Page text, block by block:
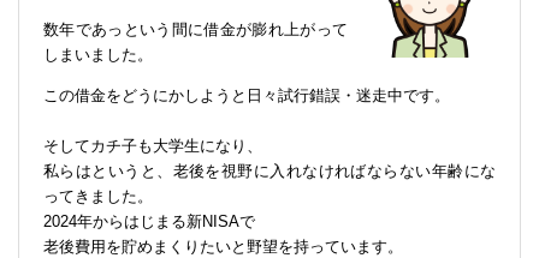
数年であっという間に借金が膨れ上がって
しまいました。
この借金をどうにかしようと日々試行錯誤・迷走中です。
そしてカチ子も大学生になり、
私らはというと、老後を視野に入れなければならない年齢にな
ってきました。
2024年からはじまる新NISAで
老後費用を貯めまくりたいと野望を持っています。